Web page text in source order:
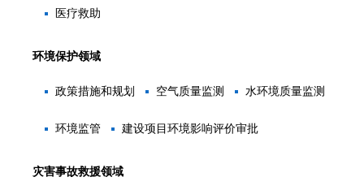
医疗救助
环境保护领域
政策措施和规划 空气质量监测 水环境质量监测
环境监管 建设项目环境影响评价审批
灾害事故救援领域